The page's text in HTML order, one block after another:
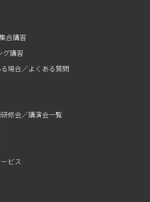
合講習
グ講習
場合／よくある質問
修会／講演会一覧
ビス